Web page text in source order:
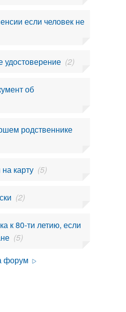
если человек не
удостоверение (2)
об
родственнике
карту (5)
(2)
к 80-ти летию, если
(5)
форум